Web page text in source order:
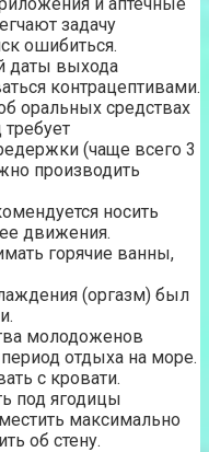
задачу
ошибиться.
даты выхода
контрацептивами.
оральных средствах
(чаще всего 3
производить
носить
движения.
горячие ванны,
(оргазм) был
молодоженов
отдыха на море.
с кровати.
под ягодицы
максимально
об стену.